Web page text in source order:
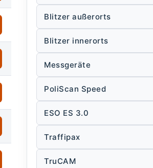
Blitzer außerorts
Blitzer innerorts
Messgeräte
PoliScan Speed
ESO ES 3.0
Traffipax
TruCAM